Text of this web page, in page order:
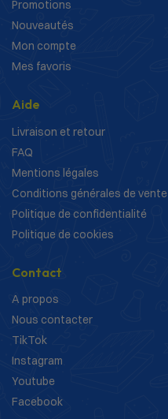
Promotions
Nouveautés
Mon compte
Mes favoris
Aide
Livraison et retour
FAQ
Mentions légales
Conditions générales de vente
Politique de confidentialité
Politique de cookies
Contact
A propos
Nous contacter
TikTok
Instagram
Youtube
Facebook